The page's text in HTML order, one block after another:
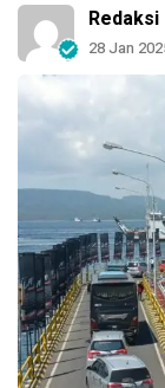
Redaksi
28 Jan